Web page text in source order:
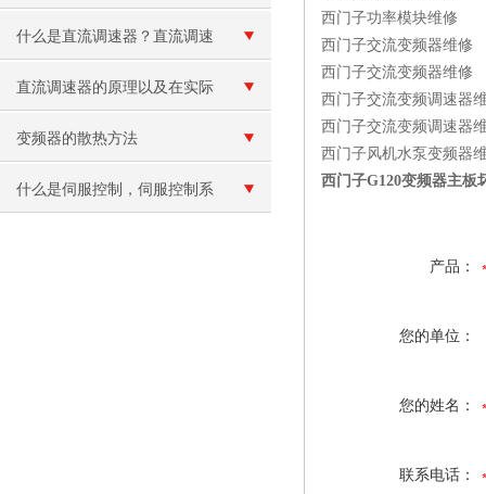
什么是直流调速器？直流调速
器的使用条件
直流调速器的原理以及在实际
应用中所起到的作用
变频器的散热方法
什么是伺服控制，伺服控制系
西门子功率模块维修
西门子交流变频器维修
西门子交流变频器维修
西门子交流变频调速器
西门子交流变频调速器
西门子风机水泵变频器
西门子G120变频器主板
产品：
您的单位：
您的姓名：
联系电话：